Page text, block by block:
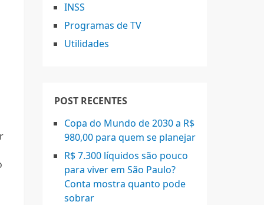
INSS
Programas de TV
Utilidades
POST RECENTES
Copa do Mundo de 2030 a R$
980,00 para quem se planejar
R$ 7.300 líquidos são pouco
para viver em São Paulo?
Conta mostra quanto pode
sobrar